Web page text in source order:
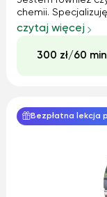
chemii.
Umiem „dotrzeć”
poziomu ich
opanowaną i
czytaj więcej
300 zł/60 min
Bezpłatna lekcja